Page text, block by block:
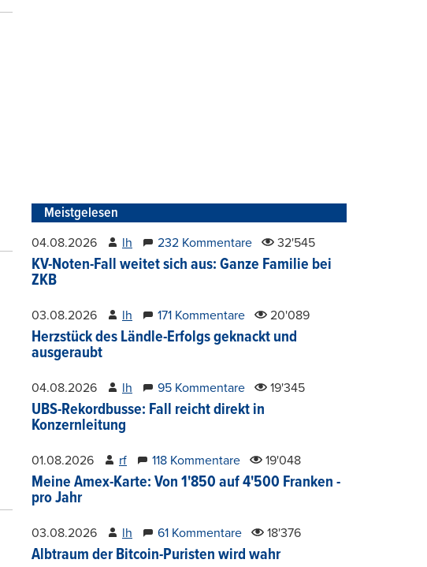
Meistgelesen
04.08.2026 lh 232 Kommentare 32'545
KV-Noten-Fall weitet sich aus: Ganze Familie bei
ZKB
03.08.2026 lh 171 Kommentare 20'089
Herzstück des Ländle-Erfolgs geknackt und
ausgeraubt
04.08.2026 lh 95 Kommentare 19'345
UBS-Rekordbusse: Fall reicht direkt in
Konzernleitung
01.08.2026 rf 118 Kommentare 19'048
Meine Amex-Karte: Von 1'850 auf 4'500 Franken -
pro Jahr
03.08.2026 lh 61 Kommentare 18'376
Albtraum der Bitcoin-Puristen wird wahr